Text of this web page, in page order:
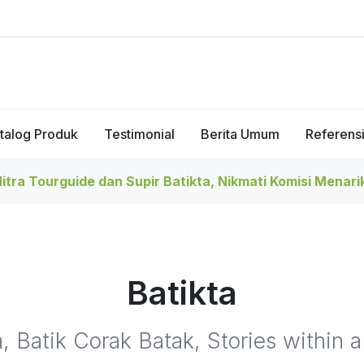
Produk Testimonial Berita Umum Referensi
Tourguide dan Supir Batikta, Nikmati Komisi
Batikta
Batik Corak Batak, Stories within